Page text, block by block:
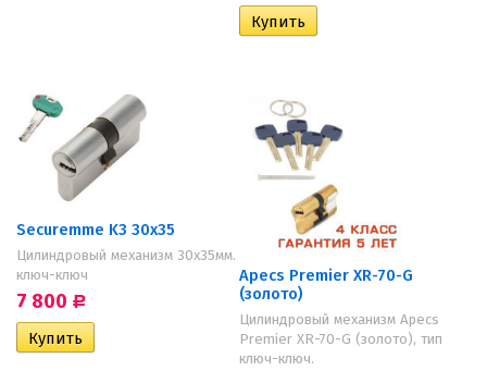
Securemme K3 30x35
Цилиндровый механизм 30х35мм.
ключ-ключ
7 800 Р
Apecs Premier XR-70-G
(золото)
Цилиндровый механизм Apecs
Premier XR-70-G (золото), тип
ключ-ключ.